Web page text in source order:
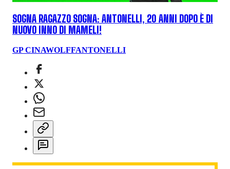
SOGNA RAGAZZO SOGNA: ANTONELLI, 20 ANNI DOPO È DI
NUOVO INNO DI MAMELI!
GP CINAWOLFFANTONELLI